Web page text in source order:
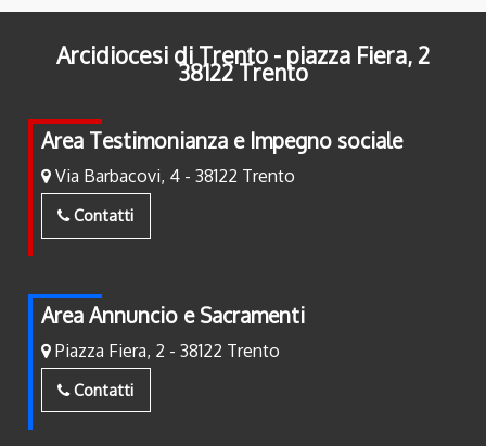
Arcidiocesi di Trento - piazza Fiera, 2
38122 Trento
Area Testimonianza e Impegno sociale
Via Barbacovi, 4 - 38122 Trento
Contatti
Area Annuncio e Sacramenti
Piazza Fiera, 2 - 38122 Trento
Contatti